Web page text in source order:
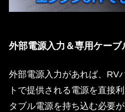
外部電源入力＆専用ケーブ
外部電源入力があれば、RV
トで提供される電源を直接
タブル電源を持ち込む必要